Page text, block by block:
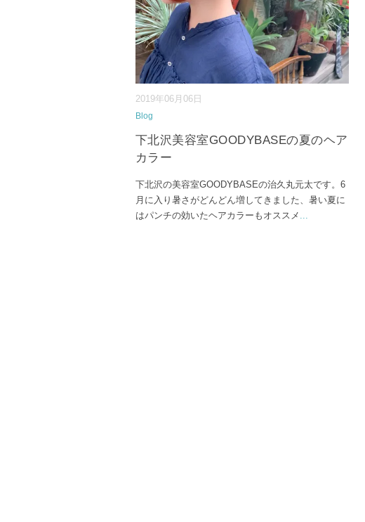
2019年06月06日
Blog
下北沢美容室GOODYBASEの夏のヘア
カラー
下北沢の美容室GOODYBASEの治久丸元太です。6
月に入り暑さがどんどん増してきました、暑い夏に
はパンチの効いたヘアカラーもオススメ ...